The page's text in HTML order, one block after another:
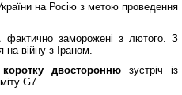
на Росію з метою проведення
фактично заморожені з лютого. З
війну з Іраном.
коротку двосторонню зустріч із
G7.